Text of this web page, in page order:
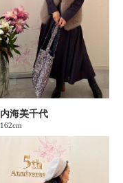
内海美千代
162cm